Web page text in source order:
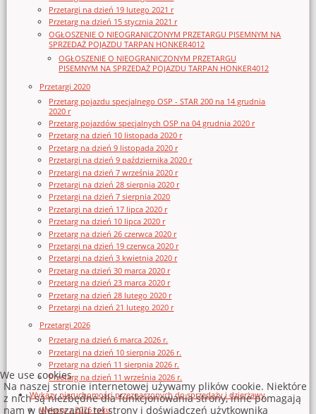
Przetargi na dzień 19 lutego 2021 r
Przetarg na dzień 15 stycznia 2021 r
OGŁOSZENIE O NIEOGRANICZONYM PRZETARGU PISEMNYM NA
SPRZEDAŻ POJAZDU TARPAN HONKER4012
OGŁOSZENIE O NIEOGRANICZONYM PRZETARGU
PISEMNYM NA SPRZEDAŻ POJAZDU TARPAN HONKER4012
Przetargi 2020
Przetarg pojazdu specjalnego OSP - STAR 200 na 14 grudnia
2020 r
Przetarg pojazdów specjalnych OSP na 04 grudnia 2020 r
Przetarg na dzień 10 listopada 2020 r
Przetarg na dzień 9 listopada 2020 r
Przetargi na dzień 9 października 2020 r
Przetargi na dzień 7 września 2020 r
Przetargi na dzień 28 sierpnia 2020 r
Przetargi na dzień 7 sierpnia 2020
Przetargi na dzień 17 lipca 2020 r
Przetarg na dzień 10 lipca 2020 r
Przetarg na dzień 26 czerwca 2020 r
Przetargi na dzień 19 czerwca 2020 r
Przetargi na dzień 3 kwietnia 2020 r
Przetarg na dzień 30 marca 2020 r
Przetarg na dzień 23 marca 2020 r
Przetarg na dzień 28 lutego 2020 r
Przetargi na dzień 21 lutego 2020 r
Przetargi 2026
Przetarg na dzień 6 marca 2026 r.
Przetargi na dzień 10 sierpnia 2026 r.
Przetarg na dzień 11 sierpnia 2026 r.
Przetarg na dzień 11 września 2026 r.
Wykazy nieruchomości przeznaczonych do sprzedaży i dzierżawy
Wykazy z 2026 roku
We use cookies
Na naszej stronie internetowej używamy plików cookie. Niektóre
z nich są niezbędne dla funkcjonowania strony, inne pomagają
nam w ulepszaniu tej strony i doświadczeń użytkownika